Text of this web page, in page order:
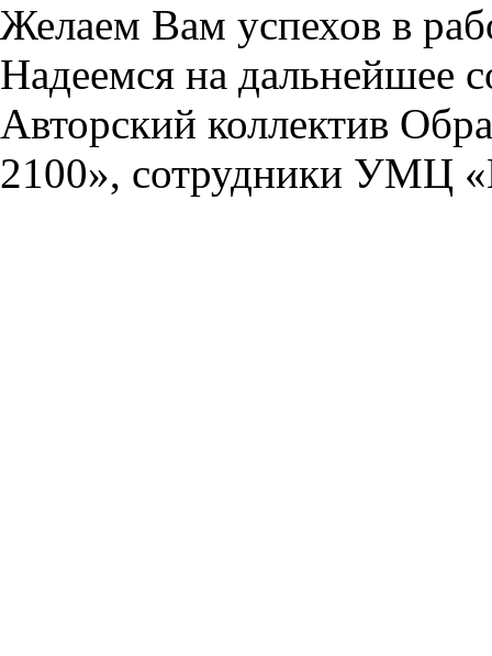
Желаем Вам успехов в
Надеемся на дальнейшее
Авторский коллектив
2100», сотрудники УМЦ